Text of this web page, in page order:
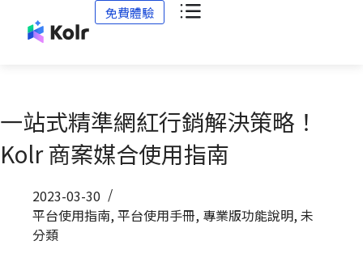
免費體驗
一站式精準網紅行銷解決策略！
Kolr 商案媒合使用指南
2023-03-30
平台使用指南,平台使用手冊, 專業版功能說明,未
分類